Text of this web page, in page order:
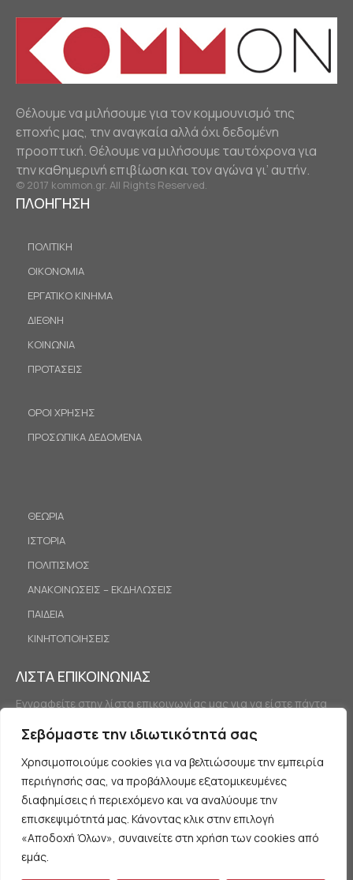
Σεβόμαστε την ιδιωτικότητά σας
Χρησιμοποιούμε cookies για να βελτιώσουμε την εμπειρία
περιήγησής σας, να προβάλλουμε εξατομικευμένες
διαφημίσεις ή περιεχόμενο και να αναλύουμε την
επισκεψιμότητά μας. Κάνοντας κλικ στην επιλογή
«Αποδοχή Όλων», συναινείτε στη χρήση των cookies από
εμάς.
Θέλουμε να μιλήσουμε για τον κομμουνισμό της
εποχής μας, την αναγκαία αλλά όχι δεδομένη
προοπτική. Θέλουμε να μιλήσουμε ταυτόχρονα για
την καθημερινή επιβίωση και τον αγώνα γι’ αυτήν.
© 2017 kommon.gr. All Rights Reserved.
ΠΛΟΗΓΗΣΗ
ΠΟΛΙΤΙΚΗ
ΟΙΚΟΝΟΜΙΑ
ΕΡΓΑΤΙΚΟ ΚΙΝΗΜΑ
ΔΙΕΘΝΗ
ΚΟΙΝΩΝΙΑ
ΠΡΟΤΑΣΕΙΣ
ΟΡΟΙ ΧΡΗΣΗΣ
ΠΡΟΣΩΠΙΚΑ ΔΕΔΟΜΕΝΑ
ΘΕΩΡΙΑ
ΙΣΤΟΡΙΑ
ΠΟΛΙΤΙΣΜΟΣ
ΑΝΑΚΟΙΝΩΣΕΙΣ – ΕΚΔΗΛΩΣΕΙΣ
ΠΑΙΔΕΙΑ
ΚΙΝΗΤΟΠΟΙΗΣΕΙΣ
ΛΙΣΤΑ ΕΠΙΚΟΙΝΩΝΙΑΣ
Εγγραφείτε στην λίστα επικοινωνίας μας για να είστε πάντα
Εγγραφή